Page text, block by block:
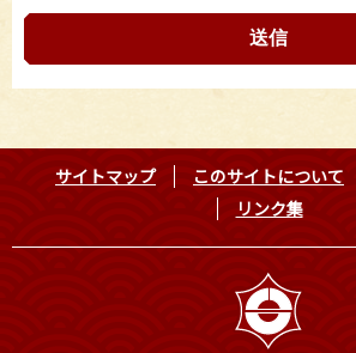
サイトマップ このサイトについて
リンク集